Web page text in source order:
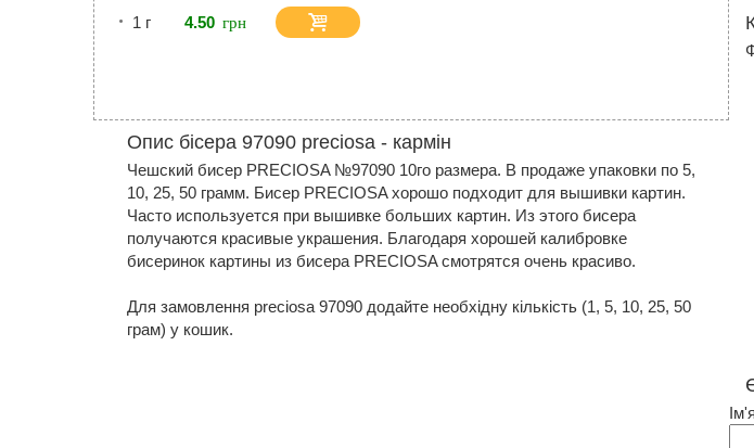
1 г 4.50
Опис бісера 97090 preciosa - кармін
Чешский бисер PRECIOSA №97090 10го размера. В продаже упаковки по 5,
10, 25, 50 грамм. Бисер PRECIOSA хорошо подходит для вышивки картин.
Часто используется при вышивке больших картин. Из этого бисера
получаются красивые украшения. Благодаря хорошей калибровке
бисеринок картины из бисера PRECIOSA смотрятся очень красиво.
Для замовлення preciosa 97090 додайте необхідну кількість (1, 5, 10, 25, 50
грам) у кошик.